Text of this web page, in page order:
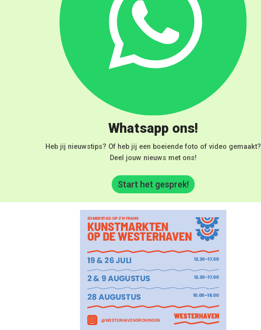
Whatsapp ons!
Heb jij nieuwstips? Of heb jij een boeiende foto of video gemaakt?
Deel jouw nieuws met ons!
Start het gesprek!